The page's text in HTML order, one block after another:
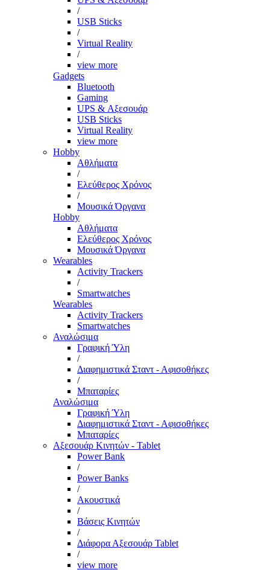
/
USB Sticks
/
Virtual Reality
/
view more
Gadgets
Bluetooth
Gaming
UPS & Αξεσουάρ
USB Sticks
Virtual Reality
view more
Hobby
Αθλήματα
/
Ελεύθερος Χρόνος
/
Μουσικά Όργανα
Hobby
Αθλήματα
Ελεύθερος Χρόνος
Μουσικά Όργανα
Wearables
Activity Trackers
/
Smartwatches
Wearables
Activity Trackers
Smartwatches
Αναλώσιμα
Γραφική Ύλη
/
Διαφημιστικά Σταντ - Αφισοθήκες
/
Μπαταρίες
Αναλώσιμα
Γραφική Ύλη
Διαφημιστικά Σταντ - Αφισοθήκες
Μπαταρίες
Αξεσουάρ Κινητών - Tablet
Power Bank
/
Power Banks
/
Ακουστικά
/
Βάσεις Κινητών
/
Διάφορα Αξεσουάρ Tablet
/
view more